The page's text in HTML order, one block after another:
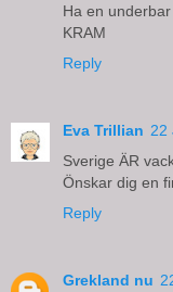
Ha en
KRAM
Reply
Eva Trillian 22
Sverige ÄR
Önskar dig en
Reply
Grekland nu